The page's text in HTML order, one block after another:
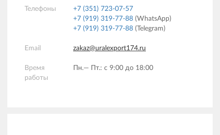
Телефоны
+7 (351) 723-07-57
+7 (919) 319-77-88 (WhatsApp)
+7 (919) 319-77-88 (Telegram)
Email zakaz@uralexport174.ru
Время
работы
Пн.— Пт.: c 9:00 до 18:00